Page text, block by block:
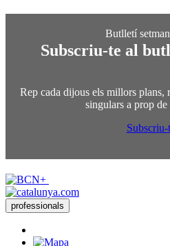
Subscriu-te al
Rep cada dijous els millors plans,
singulars a prop
Subscriu-
professionals